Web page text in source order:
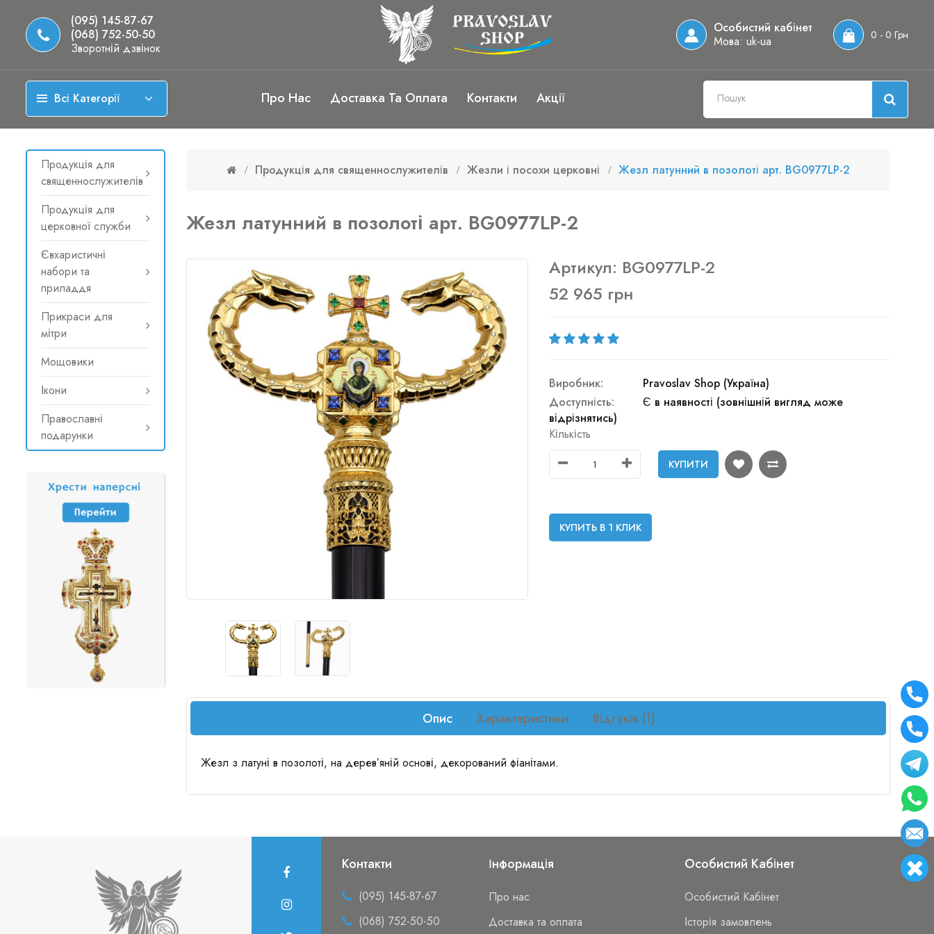
(095) 145-87-67
(068) 752-50-50
Зворотній дзвінок
Особистий кабінет
Мова: uk-ua 0 - 0 Грн
Всі Категорії Про Нас Доставка Та Оплата Контакти Акції
Продукція для
священнослужителів
Продукція для
церковної служби
Євхаристичні
набори та
приладдя
Прикраси для
мітри
Мощовики
Ікони
Православні
подарунки
Продукція для священнослужителів Жезли і посохи церковні Жезл латунний в позолоті арт. BG0977LP-2
Жезл латунний в позолоті арт. BG0977LP-2
Артикул: BG0977LP-2
52 965 грн
Виробник:
Pravoslav Shop (Україна)
Доступність:
Є в наявності (зовнішній вигляд може
відрізнятись)
Кількість
КУПИТИ
КУПИТЬ В 1 КЛИК
Опис Характеристики Відгуків (1)
Жезл з латуні в позолоті, на деревʼяній основі, декорований фіанітами.
Контакти
(095) 145-87-67
(068) 752-50-50
Інформація
Про нас
Доставка та оплата
Особистий Кабінет
Особистий Кабінет
Історія замовлень